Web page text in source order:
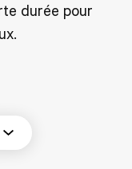
durée pour